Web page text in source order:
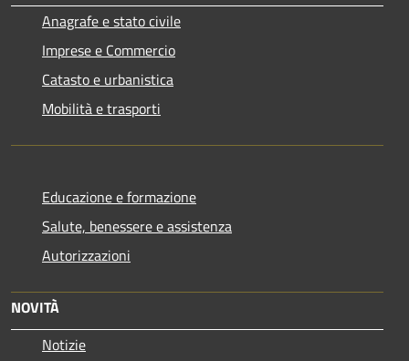
Anagrafe e stato civile
Imprese e Commercio
Catasto e urbanistica
Mobilità e trasporti
Educazione e formazione
Salute, benessere e assistenza
Autorizzazioni
NOVITÀ
Notizie